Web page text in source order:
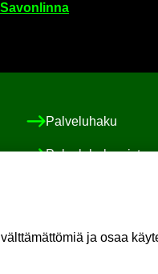
Pal­ve­lu­ha­ku
Pal­ve­lu­ha­ke­mis­to
ja osaa